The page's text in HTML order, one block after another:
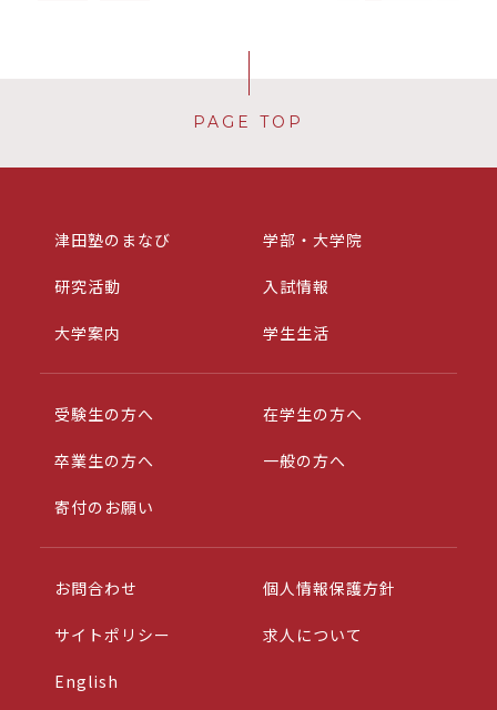
PAGE TOP
津田塾のまなび 学部・大学院
研究活動 入試情報
大学案内 学生生活
受験生の方へ 在学生の方へ
卒業生の方へ 一般の方へ
寄付のお願い
お問合わせ 個人情報保護方針
サイトポリシー 求人について
English